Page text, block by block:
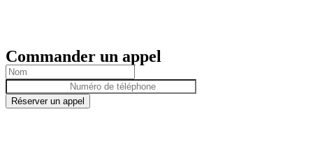
Commander un appel
Réserver un appel